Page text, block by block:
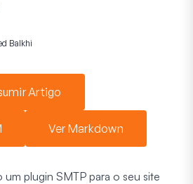
Balkhi
Artigo
Ver Markdown
plugin SMTP para o seu site